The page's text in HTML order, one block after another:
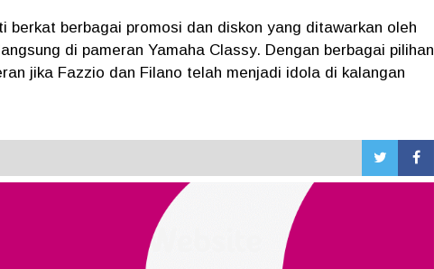
berkat berbagai promosi dan diskon yang ditawarkan oleh
di pameran Yamaha Classy. Dengan berbagai pilihan
jika Fazzio dan Filano telah menjadi idola di kalangan